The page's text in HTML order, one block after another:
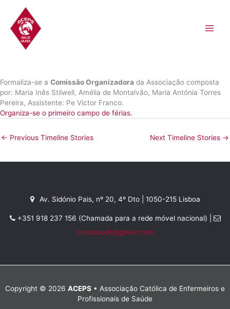
content
Formaliza-se a Comissão Organizadora da Associação composta
por: Maria Inês Stilwell, Amélia de Montalvão, Maria Antónia Torres
Pereira, Assistente: Pe Victor Franco.
Organiza-se o primeiro campo de férias.
← Previous Timeline Stories Next Timeline Stories →
Av. Sidónio Pais, nº 20, 4º Dto | 1050-215 Lisboa
+351 918 237 156 (Chamada para a rede móvel nacional) |
acepsaude@gmail.com
Copyright © 2026 ACEPS • Associação Católica de Enfermeiros e
Profissionais de Saúde